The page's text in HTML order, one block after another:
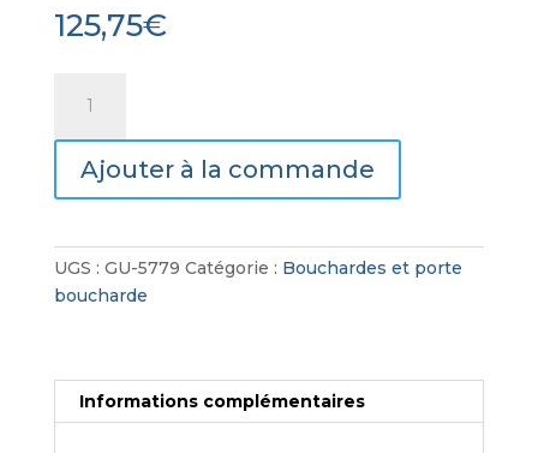
125,75€
Boucharde
Emmanchement
Ø12,7
55
-
LT
Ajouter à la commande
UGS : GU-5779 Catégorie : Bouchardes et porte
boucharde
Informations complémentaires